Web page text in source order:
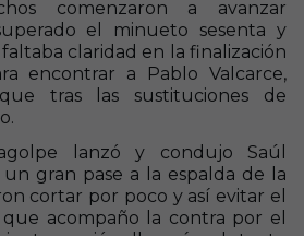
comenzaron a avanzar
el minueto sesenta y
claridad en la finalización
encontrar a Pablo Valcarce,
tras las sustituciones de
lanzó y condujo Saúl
gran pase a la espalda de la
cortar por poco y así evitar el
acompaño la contra por el